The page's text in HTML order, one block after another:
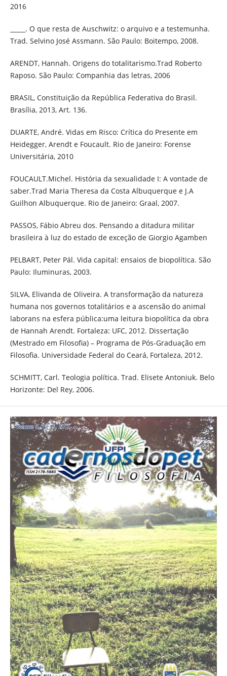
2016
_____. O que resta de Auschwitz: o arquivo e a testemunha.
Trad. Selvino José Assmann. São Paulo: Boitempo, 2008.
ARENDT, Hannah. Origens do totalitarismo.Trad Roberto
Raposo. São Paulo: Companhia das letras, 2006
BRASIL, Constituição da República Federativa do Brasil.
Brasília, 2013, Art. 136.
DUARTE, André. Vidas em Risco: Crítica do Presente em
Heidegger, Arendt e Foucault. Rio de Janeiro: Forense
Universitária, 2010
FOUCAULT.Michel. História da sexualidade I: A vontade de
saber.Trad Maria Theresa da Costa Albuquerque e J.A
Guilhon Albuquerque. Rio de Janeiro: Graal, 2007.
PASSOS, Fábio Abreu dos. Pensando a ditadura militar
brasileira à luz do estado de exceção de Giorgio Agamben
PELBART, Peter Pál. Vida capital: ensaios de biopolítica. São
Paulo: Iluminuras, 2003.
SILVA, Elivanda de Oliveira. A transformação da natureza
humana nos governos totalitários e a ascensão do animal
laborans na esfera pública:uma leitura biopolítica da obra
de Hannah Arendt. Fortaleza: UFC, 2012. Dissertação
(Mestrado em Filosofia) – Programa de Pós-Graduação em
Filosofia. Universidade Federal do Ceará, Fortaleza, 2012.
SCHMITT, Carl. Teologia política. Trad. Elisete Antoniuk. Belo
Horizonte: Del Rey, 2006.